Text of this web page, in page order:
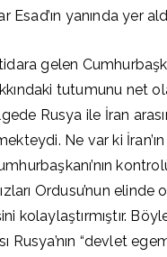
yanında yer
gelen
tutumunu net
Rusya ile İran
Ne var ki
Ordusu’nun elinde
kolaylaştırmıştır.
Rusya’nın “devlet